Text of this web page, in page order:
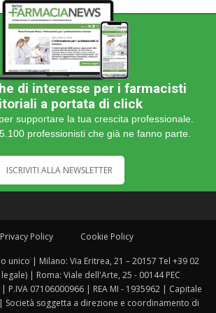
di interesse per i farmacisti
a portata di click
supportare la tua crescita professionale.
professionisti che già ne fanno parte.
ISCRIVITI ALLA NEWSLETTER
Privacy Policy Cookie Policy
unico | Milano: Via Eritrea, 21 – 20157 Tel +39 02
| Roma: Viale dell'Arte, 25 - 00144 PEC
P.IVA 07106000966 | REA MI - 1935962 | Capitale
Società soggetta a direzione e coordinamento di